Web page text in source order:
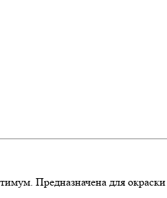
Предназначена для